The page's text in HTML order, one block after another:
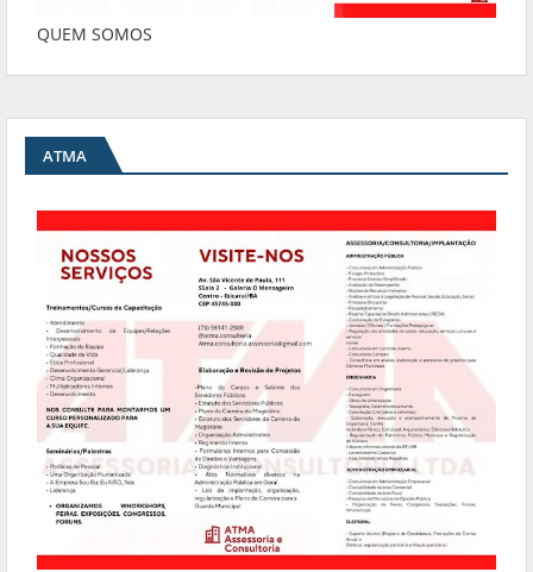
QUEM SOMOS
ATMA